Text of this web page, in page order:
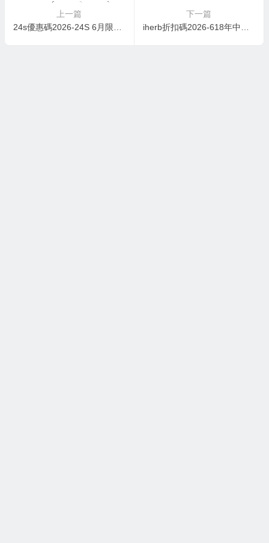
上一篇
24s優惠碼2026-24S 6月限定 618優惠：額外75折優惠碼
下一篇
iherb折扣碼2026-618年中盛典 精選膳食補劑、運動健康類產品8.2折